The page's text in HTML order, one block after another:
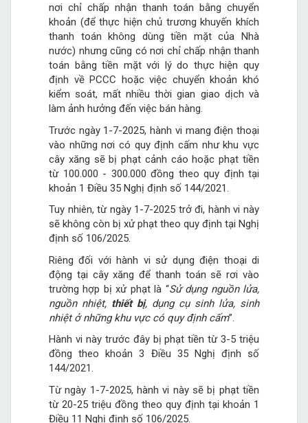
nơi chỉ chấp nhận thanh toán bằng chuyển
khoản (để thực hiện chủ trương khuyến khích
thanh toán không dùng tiền mặt của Nhà
nước) nhưng cũng có nơi chỉ chấp nhận thanh
toán bằng tiền mặt với lý do thực hiện quy
định về PCCC hoặc việc chuyển khoản khó
kiểm soát, mất nhiều thời gian giao dịch và
làm ảnh hưởng đến việc bán hàng.
Trước ngày 1-7-2025, hành vi mang điện thoại
vào những nơi có quy định cấm như khu vực
cây xăng sẽ bị phạt cảnh cáo hoặc phạt tiền
từ 100.000 - 300.000 đồng theo quy định tại
khoản 1 Điều 35 Nghị định số 144/2021.
Tuy nhiên, từ ngày 1-7-2025 trở đi, hành vi này
sẽ không còn bị xử phạt theo quy định tại Nghị
định số 106/2025.
Riêng đối với hành vi sử dụng điện thoại di
động tại cây xăng để thanh toán sẽ rơi vào
trường hợp bị xử phạt là “Sử dụng nguồn lửa,
nguồn nhiệt, thiết bị, dụng cụ sinh lửa, sinh
nhiệt ở những khu vực có quy định cấm”.
Hành vi này trước đây bị phạt tiền từ 3-5 triệu
đồng theo khoản 3 Điều 35 Nghị định số
144/2021.
Từ ngày 1-7-2025, hành vi này sẽ bị phạt tiền
từ 20-25 triệu đồng theo quy định tại khoản 1
Điều 11 Nghị định số 106/2025.